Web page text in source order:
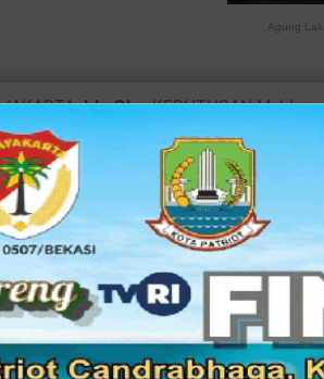
Agung
JAKARTA,bksOL- KEPUTUSAN
dan caleg terpilih DPR periode 2009-
menjadi anggota dewan. MK
keliru dan tidak sesuai UU No 10/2008
MK menyebutkan, kekeliruan KPU pada
suara yang ditarik ke provinsi, hanya
Pemilu, KPU menyebutkan penentuan
daerah pemilihan. Akibat salah hitung
bersama 15 orang lainnya.